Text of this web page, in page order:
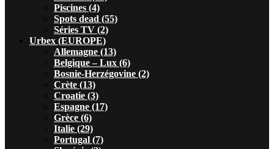
Piscines (4)
Spots dead (55)
Séries TV (2)
Urbex (EUROPE)
Allemagne (13)
Belgique – Lux (6)
Bosnie-Herzégovine (2)
Crète (13)
Croatie (3)
Espagne (17)
Grèce (6)
Italie (29)
Portugal (7)